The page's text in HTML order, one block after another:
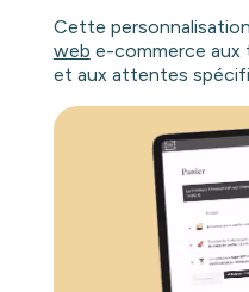
Cette
web e-commerce
et aux attentes